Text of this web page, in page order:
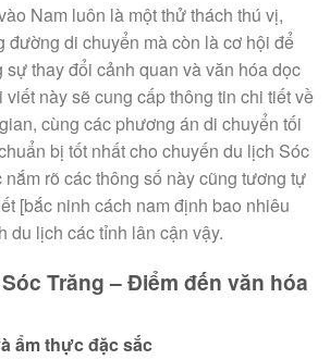
Nam luôn là một thử thách thú vị,
đường di chuyển mà còn là cơ hội để
thay đổi cảnh quan và văn hóa dọc
này sẽ cung cấp thông tin chi tiết về
cùng các phương án di chuyển tối
bị tốt nhất cho chuyến du lịch Sóc
rõ các thông số này cũng tương tự
[bắc ninh cách nam định bao nhiêu
du lịch các tỉnh lân cận vậy.
Trăng – Điểm đến văn hóa
ẩm thực đặc sắc